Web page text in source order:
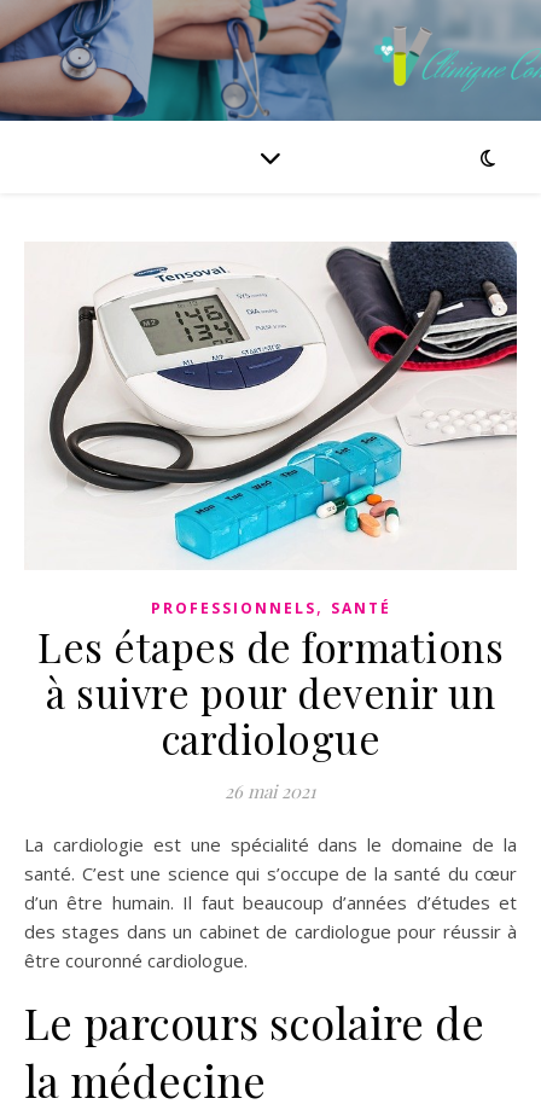
PROFESSIONNELS, SANTÉ
Les étapes de formations
à suivre pour devenir un
cardiologue
26 mai 2021
La cardiologie est une spécialité dans le domaine de la
santé. C’est une science qui s’occupe de la santé du cœur
d’un être humain. Il faut beaucoup d’années d’études et
des stages dans un cabinet de cardiologue pour réussir à
être couronné cardiologue.
Le parcours scolaire de
la médecine